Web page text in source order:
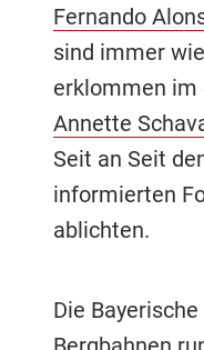
Fernando
sind immer
erklommen im
Annette
Seit an Seit
informierten
ablichten.
Die